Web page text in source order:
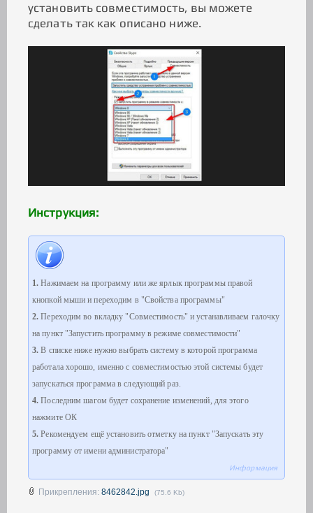
установить совместимость, вы можете
сделать так как описано ниже.
Инструкция:
1. Нажимаем на программу или же ярлык программы правой
кнопкой мыши и переходим в "Свойства программы"
2. Переходим во вкладку "Совместимость" и устанавливаем галочку
на пункт "Запустить программу в режиме совместимости"
3. В списке ниже нужно выбрать систему в которой программа
работала хорошо, именно с совместимостью этой системы будет
запускаться программа в следующий раз.
4. Последним шагом будет сохранение изменений, для этого
нажмите ОК
5. Рекомендуем ещё установить отметку на пункт "Запускать эту
программу от имени администратора"
Информация
Прикрепления: 8462842.jpg (75.6 Kb)